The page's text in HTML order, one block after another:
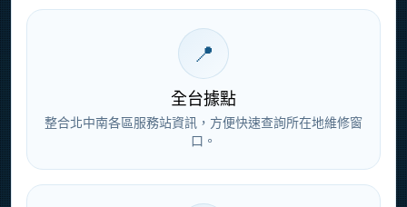
📍
全台據點
整合北中南各區服務站資訊，方便快速查詢所在地維修窗
口。